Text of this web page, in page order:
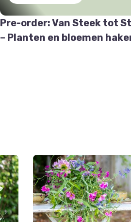
Pre-order: Van Steek tot
– Planten en bloemen